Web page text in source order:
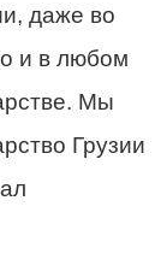
даже во
и в любом
Мы
Грузии